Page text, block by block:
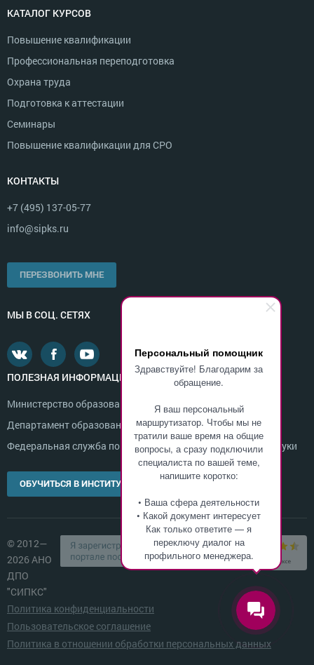
Персональный помощник
Здравствуйте! Благодарим за
обращение.
Я ваш персональный
маршрутизатор. Чтобы мы не
тратили ваше время на общие
вопросы, а сразу подключили
специалиста по вашей теме,
напишите коротко:
• Ваша сфера деятельности
• Какой документ интересует
Как только ответите — я
переключу диалог на
профильного менеджера.
КАТАЛОГ КУРСОВ
Повышение квалификации
Профессиональная переподготовка
Охрана труда
Подготовка к аттестации
Семинары
Повышение квалификации для СРО
КОНТАКТЫ
+7 (495) 137-05-77
info@sipks.ru
ПЕРЕЗВОНИТЬ МНЕ
МЫ В СОЦ. СЕТЯХ
ПОЛЕЗНАЯ ИНФОРМАЦИЯ
Министерство образования и науки России
Департамент образования г. Москвы
Федеральная служба по надзору в сфере образования и науки
ОБУЧИТЬСЯ В ИНСТИТУТЕ
© 2012—
2026 АНО
ДПО
"СИПКС"
Политика конфиденциальности
Пользовательское соглашение
Политика в отношении обработки персональных данных